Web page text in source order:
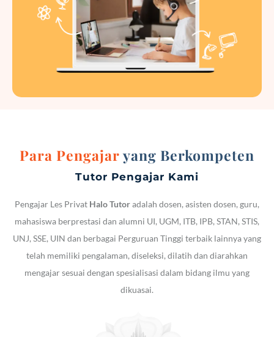
Para Pengajaryang Berkompeten
Tutor Pengajar Kami
Pengajar Les Privat Halo Tutoradalah dosen, asisten dosen, guru,
mahasiswa berprestasi dan alumni UI, UGM, ITB, IPB, STAN, STIS,
UNJ, SSE, UIN dan berbagai Perguruan Tinggi terbaik lainnya yang
telah memiliki pengalaman, diseleksi, dilatih dan diarahkan
mengajar sesuai dengan spesialisasi dalam bidang ilmu yang
dikuasai.